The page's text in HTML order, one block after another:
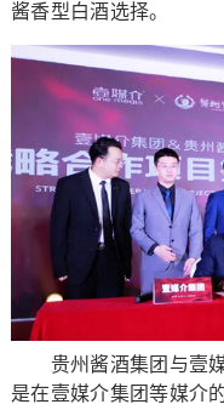
酱香型白酒选择。
贵州酱酒集团与壹媒
是在壹媒介集团等媒介